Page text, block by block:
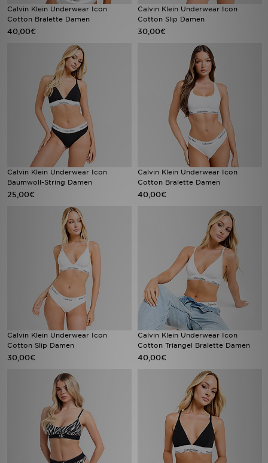
Calvin Klein Underwear Icon
Cotton Bralette Damen
40,00€
Calvin Klein Underwear Icon
Cotton Slip Damen
30,00€
Calvin Klein Underwear Icon
Baumwoll-String Damen
25,00€
Calvin Klein Underwear Icon
Cotton Bralette Damen
40,00€
Calvin Klein Underwear Icon
Cotton Slip Damen
30,00€
Calvin Klein Underwear Icon
Cotton Triangel Bralette Damen
40,00€
Mein JD
Meine Nachrichten
Bestellverfolgung
Hilfe & Kontakt
Trending Styles